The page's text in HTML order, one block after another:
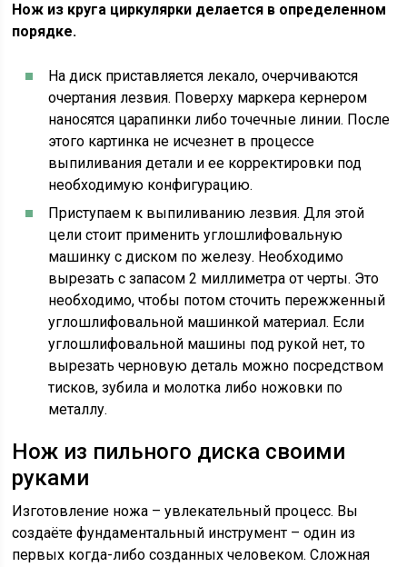
Нож из круга циркулярки делается в определенном
порядке.
На диск приставляется лекало, очерчиваются
очертания лезвия. Поверху маркера кернером
наносятся царапинки либо точечные линии. После
этого картинка не исчезнет в процессе
выпиливания детали и ее корректировки под
необходимую конфигурацию.
Приступаем к выпиливанию лезвия. Для этой
цели стоит применить углошлифовальную
машинку с диском по железу. Необходимо
вырезать с запасом 2 миллиметра от черты. Это
необходимо, чтобы потом сточить пережженный
углошлифовальной машинкой материал. Если
углошлифовальной машины под рукой нет, то
вырезать черновую деталь можно посредством
тисков, зубила и молотка либо ножовки по
металлу.
Нож из пильного диска своими
руками
Изготовление ножа – увлекательный процесс. Вы
создаёте фундаментальный инструмент – один из
первых когда-либо созданных человеком. Сложная